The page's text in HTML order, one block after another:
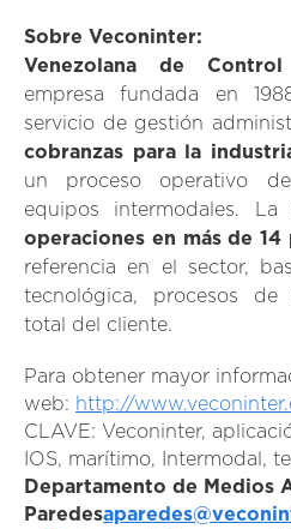
Sobre Veconinter:
Venezolana de Control
empresa fundada en
servicio de gestión
cobranzas para la
un proceso operativo
equipos intermodales.
operaciones en más de 14
referencia en el sector,
tecnológica, procesos
total del cliente.
Para obtener mayor
web: http://
CLAVE: Veconinter,
IOS, marítimo, Intermodal,
Departamento de Medios
Paredes